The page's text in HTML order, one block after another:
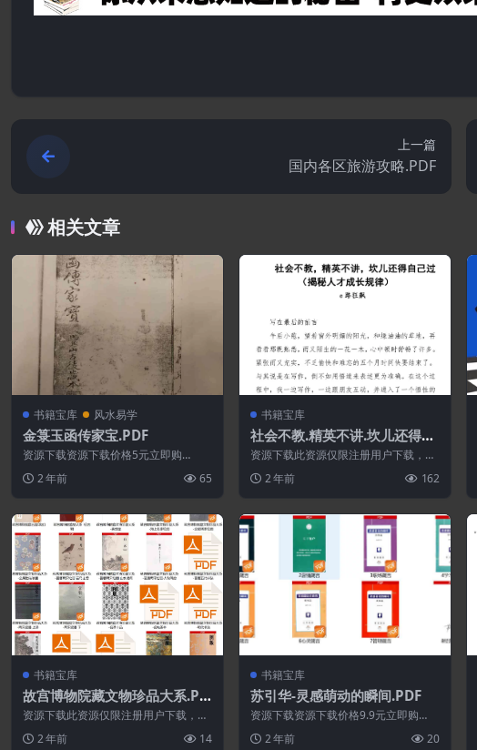
上一篇
国内各区旅游攻略.PDF
相关文章
书籍宝库 风水易学
金箓玉函传家宝.PDF
资源下载资源下载价格5元立即购
2 年前 65
书籍宝库
社会不教.精英不讲.坎儿还得自
己过(揭秘人才成长规律).PDF
资源下载此资源仅限注册用户下载，请
永久更新资...
2 年前 162
书籍宝库
故宫博物院藏文物珍品大系.PD
F
资源下载此资源仅限注册用户下载，请
永久更新资...
2 年前 14
书籍宝库
苏引华-灵感萌动的瞬间.PDF
资源下载资源下载价格9.9元立即购
2 年前 20